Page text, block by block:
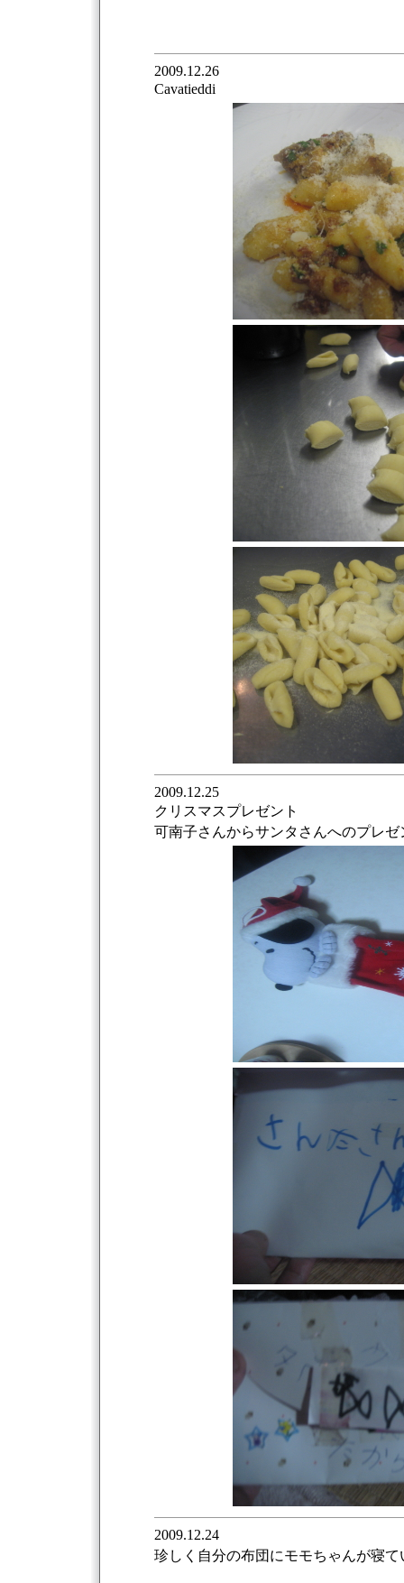
2009.12.26
Cavatieddi
2009.12.25
クリスマスプレゼント
可南子さんからサンタさんへのプレ
2009.12.24
珍しく自分の布団にモモちゃんが寝て